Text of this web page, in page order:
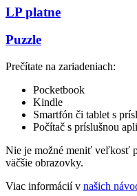
LP platne
Puzzle
Prečítate na zariadeniach:
Pocketbook
Kindle
Smartfón či tablet s
Počítač s príslušnou
Nie je možné meniť veľkosť
väčšie obrazovky.
Viac informácií v našich